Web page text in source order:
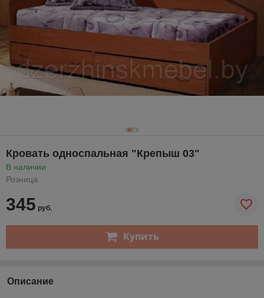
Кровать односпальная "Крепыш 03"
В наличии
Розница
345 руб.
Купить
Описание